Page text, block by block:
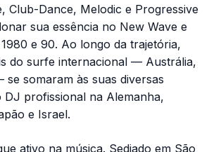
Club-Dance, Melodic e Progressive
sua essência no New Wave e
e 90. Ao longo da trajetória,
do surfe internacional — Austrália,
somaram às suas diversas
DJ profissional na Alemanha,
e Israel.
ativo na música. Sediado em São